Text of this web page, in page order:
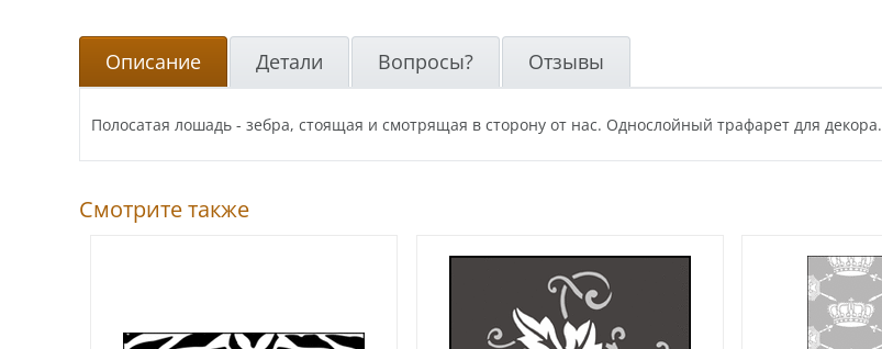
Описание Детали Вопросы? Отзывы
Полосатая лошадь - зебра, стоящая и смотрящая в сторону от нас. Однослойный трафарет для декора.
Смотрите также